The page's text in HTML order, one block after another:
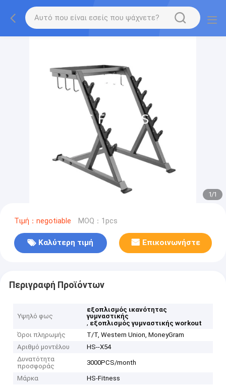
1/1
Τιμή：negotiable MOQ：1pcs
Καλύτερη τιμή Επικοινωνήστε
Περιγραφή Προϊόντων
Υψηλό φως
εξοπλισμός ικανότητας
γυμναστικής
, εξοπλισμός γυμναστικής workout
Όροι πληρωμής
T/T, Western Union, MoneyGram
Αριθμό μοντέλου
HS--X54
Δυνατότητα
προσφοράς
3000PCS/month
Μάρκα
HS-Fitness